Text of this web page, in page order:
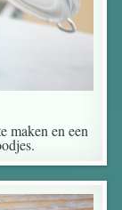
maken en een